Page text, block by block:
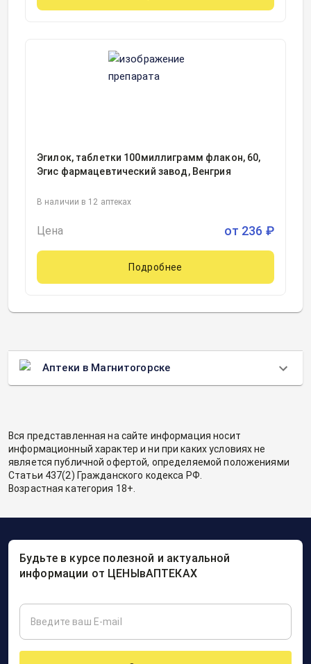
Эгилок, таблетки 100миллиграмм флакон, 60,
Эгис фармацевтический завод, Венгрия
В наличии в 12 аптеках
Цена от 236 ₽
Подробнее
Аптеки в Магнитогорске
Вся представленная на сайте информация носит
информационный характер и ни при каких условиях не
является публичной офертой, определяемой положениями
Статьи 437(2) Гражданского кодекса РФ.
Возрастная категория 18+.
Будьте в курсе полезной и актуальной
информации от ЦЕНЫвАПТЕКАХ